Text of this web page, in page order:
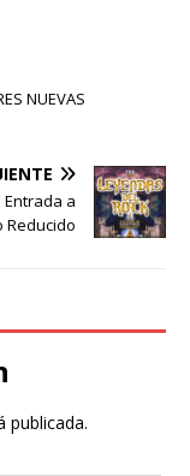
NUEVAS
Entrada a
Reducido
publicada.